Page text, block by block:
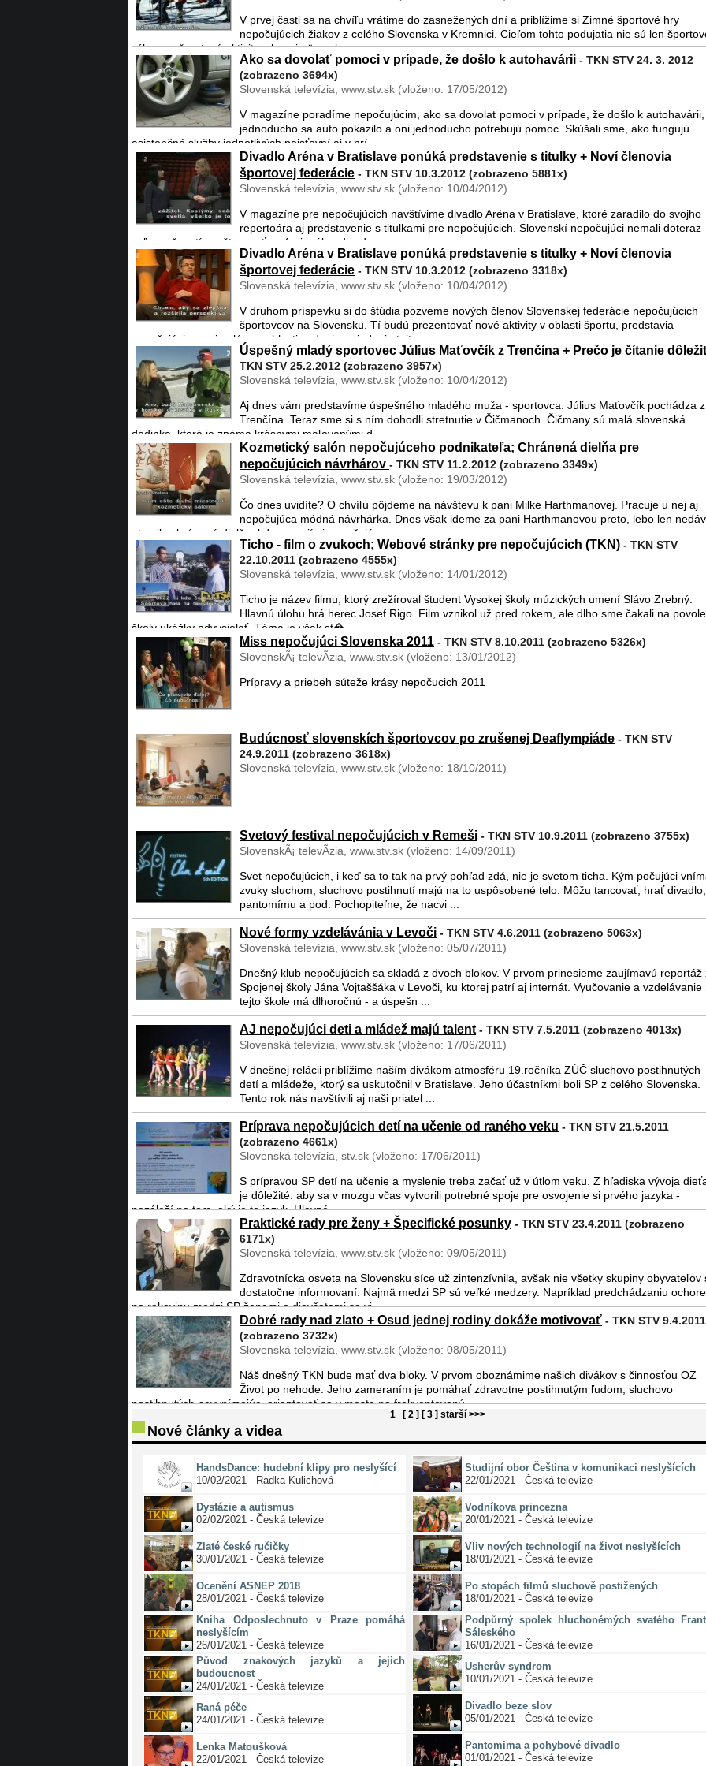
V prvej časti sa na chvíľu vrátime do zasnežených dní a priblížime si Zimné športové hry
nepočujúcich žiakov z celého Slovenska v Kremnici. Cieľom tohto podujatia nie sú len
výkony a športové aktivity, ale najmä spolo ...
Ako sa dovolať pomoci v prípade, že došlo k autohavárii - TKN STV 24. 3. 2012
(zobrazeno 3694x)
Slovenská televízia, www.stv.sk (vloženo: 17/05/2012)
V magazíne poradíme nepočujúcim, ako sa dovolať pomoci v prípade, že došlo k
jednoducho sa auto pokazilo a oni jednoducho potrebujú pomoc. Skúšali sme, ako fungujú
asistenčné služby jednotlivých poisťovní aj v prí ...
Divadlo Aréna v Bratislave ponúká predstavenie s titulky + Noví členovia
športovej federácie - TKN STV 10.3.2012 (zobrazeno 5881x)
Slovenská televízia, www.stv.sk (vloženo: 10/04/2012)
V magazíne pre nepočujúcich navštívime divadlo Aréna v Bratislave, ktoré zaradilo do svojho
repertoára aj predstavenie s titulkami pre nepočujúcich. Slovenskí nepočujúci nemali doteraz
veľa možností navštevovať profesionálne divade ...
Divadlo Aréna v Bratislave ponúká predstavenie s titulky + Noví členovia
športovej federácie - TKN STV 10.3.2012 (zobrazeno 3318x)
Slovenská televízia, www.stv.sk (vloženo: 10/04/2012)
V druhom príspevku si do štúdia pozveme nových členov Slovenskej federácie nepočujúcich
športovcov na Slovensku. Tí budú prezentovať nové aktivity v oblasti športu, predstavia
nepočujúcim svoje plány v oblasti vedenia a riadenia tejt ...
Úspešný mladý sportovec Július Maťovčík z Trenčína + Prečo je čítanie
TKN STV 25.2.2012 (zobrazeno 3957x)
Slovenská televízia, www.stv.sk (vloženo: 10/04/2012)
Aj dnes vám predstavíme úspešného mladého muža - sportovca. Július Maťovčík pochádza z
Trenčína. Teraz sme si s ním dohodli stretnutie v Čičmanoch. Čičmany sú malá slovenská
dedinka, ktorá je známa krásnymi maľovanými d ...
Kozmetický salón nepočujúceho podnikateľa; Chránená dielňa pre
nepočujúcich návrhárov - TKN STV 11.2.2012 (zobrazeno 3349x)
Slovenská televízia, www.stv.sk (vloženo: 19/03/2012)
Čo dnes uvidíte? O chvíľu pôjdeme na návštevu k pani Milke Harthmanovej. Pracuje u nej aj
nepočujúca módná návrhárka. Dnes však ideme za pani Harthmanovou preto, lebo len
otvorila chránenú dielňu, kde pracují aj nepočujúc ...
Ticho - film o zvukoch; Webové stránky pre nepočujúcich (TKN) - TKN STV
22.10.2011 (zobrazeno 4555x)
Slovenská televízia, www.stv.sk (vloženo: 14/01/2012)
Ticho je název filmu, ktorý zrežíroval študent Vysokej školy múzických umení Slávo Zrebný.
Hlavnú úlohu hrá herec Josef Rigo. Film vznikol už pred rokem, ale dlho sme čakali na
školy ukážky odvysielať. Téma je však st� ...
Miss nepočujúci Slovenska 2011 - TKN STV 8.10.2011 (zobrazeno 5326x)
SlovenskÃ¡ televÃ­zia, www.stv.sk (vloženo: 13/01/2012)
Prípravy a priebeh súteže krásy nepočucich 2011
... Budúcnosť slovenskích športovcov po zrušenej Deaflympiáde - TKN STV
24.9.2011 (zobrazeno 3618x)
Slovenská televízia, www.stv.sk (vloženo: 18/10/2011)
...
Svetový festival nepočujúcich v Remeši - TKN STV 10.9.2011 (zobrazeno 3755x)
SlovenskÃ¡ televÃ­zia, www.stv.sk (vloženo: 14/09/2011)
Svet nepočujúcich, i keď sa to tak na prvý pohľad zdá, nie je svetom ticha. Kým počujúci
zvuky sluchom, sluchovo postihnutí majú na to uspôsobené telo. Môžu tancovať, hrať divadlo,
pantomímu a pod. Pochopiteľne, že nacvi ...
Nové formy vzdelávánia v Levoči - TKN STV 4.6.2011 (zobrazeno 5063x)
Slovenská televízia, www.stv.sk (vloženo: 05/07/2011)
Dnešný klub nepočujúcich sa skladá z dvoch blokov. V prvom prinesieme zaujímavú reportáž
Spojenej školy Jána Vojtaššáka v Levoči, ku ktorej patrí aj internát. Vyučovanie a vzdelávanie
tejto škole má dlhoročnú - a úspešn ...
AJ nepočujúci deti a mládež majú talent - TKN STV 7.5.2011 (zobrazeno 4013x)
Slovenská televízia, www.stv.sk (vloženo: 17/06/2011)
V dnešnej relácii priblížime naším divákom atmosféru 19.ročníka ZÚČ sluchovo postihnutých
detí a mládeže, ktorý sa uskutočnil v Bratislave. Jeho účastníkmi boli SP z celého Slovenska.
Tento rok nás navštívili aj naši priatel ...
Príprava nepočujúcich detí na učenie od raného veku - TKN STV 21.5.2011
(zobrazeno 4661x)
Slovenská televízia, stv.sk (vloženo: 17/06/2011)
S prípravou SP detí na učenie a myslenie treba začať už v útlom veku. Z hľadiska vývoja
je dôležité: aby sa v mozgu včas vytvorili potrebné spoje pre osvojenie si prvého jazyka -
nezáleží na tom, aký je to jazyk. Hlavné ...
Praktické rady pre ženy + Špecifické posunky - TKN STV 23.4.2011 (zobrazeno
6171x)
Slovenská televízia, www.stv.sk (vloženo: 09/05/2011)
Zdravotnícka osveta na Slovensku síce už zintenzívnila, avšak nie všetky skupiny obyvateľov
dostatočne informovaní. Najmä medzi SP sú veľké medzery. Napríklad predchádzaniu
na rakovinu medzi SP ženami a dievčatami sa vi ...
Dobré rady nad zlato + Osud jednej rodiny dokáže motivovať - TKN STV 9.4.2011
(zobrazeno 3732x)
Slovenská televízia, www.stv.sk (vloženo: 08/05/2011)
Náš dnešný TKN bude mať dva bloky. V prvom oboznámime našich divákov s činnosťou OZ
Život po nehode. Jeho zameraním je pomáhať zdravotne postihnutým ľudom, sluchovo
postihnutých nevynímajúc, orientovať sa v meste na frekventovaný ...
1 [ 2 ] [ 3 ] starší >>>
Nové články a videa
HandsDance: hudební klipy pro neslyšící
10/02/2021 - Radka Kulichová
Dysfázie a autismus
02/02/2021 - Česká televize
Zlaté české ručičky
30/01/2021 - Česká televize
Ocenění ASNEP 2018
28/01/2021 - Česká televize
Kniha Odposlechnuto v Praze pomáhá
neslyšícím
26/01/2021 - Česká televize
Původ znakových jazyků a jejich
budoucnost
24/01/2021 - Česká televize
Raná péče
24/01/2021 - Česká televize
Lenka Matoušková
22/01/2021 - Česká televize
Studijní obor Čeština v komunikaci neslyšících
22/01/2021 - Česká televize
Vodníkova princezna
20/01/2021 - Česká televize
Vliv nových technologií na život neslyšících
18/01/2021 - Česká televize
Po stopách filmů sluchově postižených
18/01/2021 - Česká televize
Podpůrný spolek hluchoněmých svatého
Sáleského
16/01/2021 - Česká televize
Usherův syndrom
10/01/2021 - Česká televize
Divadlo beze slov
05/01/2021 - Česká televize
Pantomima a pohybové divadlo
01/01/2021 - Česká televize